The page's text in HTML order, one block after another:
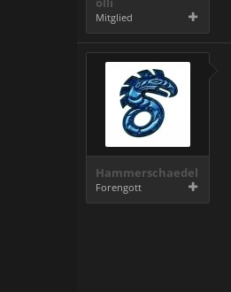
Mitglied
Hammerschaedel
Forengott